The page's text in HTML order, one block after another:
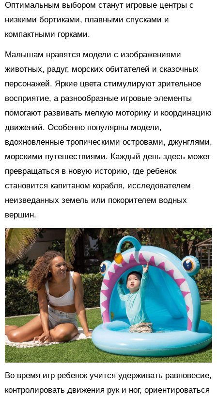
Оптимальным выбором станут игровые центры с
низкими бортиками, плавными спусками и
компактными горками.
Малышам нравятся модели с изображениями
животных, радуг, морских обитателей и сказочных
персонажей. Яркие цвета стимулируют зрительное
восприятие, а разнообразные игровые элементы
помогают развивать мелкую моторику и координацию
движений. Особенно популярны модели,
вдохновленные тропическими островами, джунглями,
морскими путешествиями. Каждый день здесь может
превращаться в новую историю, где ребенок
становится капитаном корабля, исследователем
неизведанных земель или покорителем водных
вершин.
Во время игр ребенок учится удерживать равновесие,
контролировать движения рук и ног, ориентироваться